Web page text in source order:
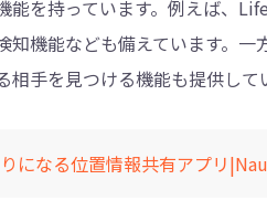
能を持っています。例えば、
知機能なども備えています。
手を見つける機能も提供して
になる位置情報共有アプリ